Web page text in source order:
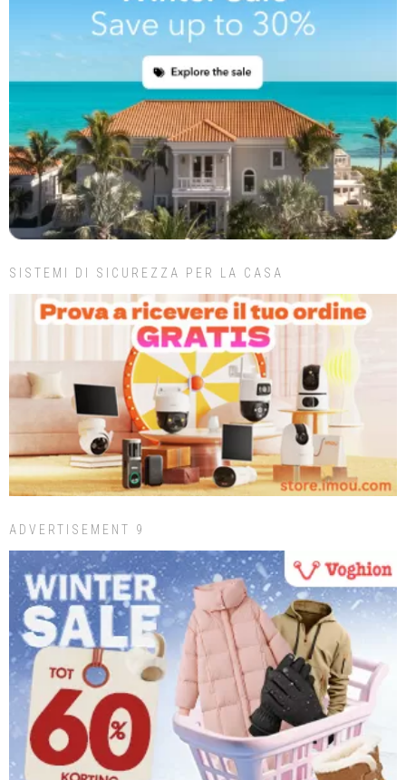
SISTEMI DI SICUREZZA PER LA CASA
ADVERTISEMENT 9